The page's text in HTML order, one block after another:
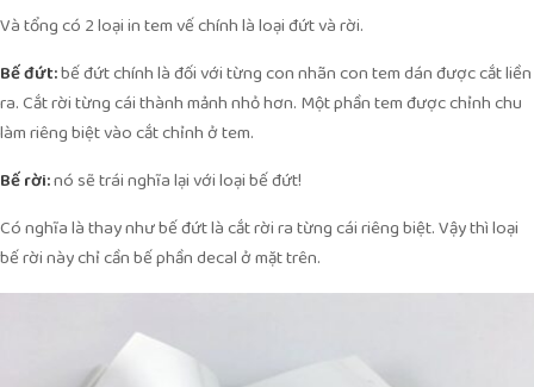
Và tổng có 2 loại in tem vế chính là loại đứt và rời.
Bế đứt:bế đứt chính là đối với từng con nhãn con tem dán được cắt liền
ra. Cắt rời từng cái thành mảnh nhỏ hơn. Một phần tem được chỉnh chu
làm riêng biệt vào cắt chỉnh ở tem.
Bế rời:nó sẽ trái nghĩa lại với loại bế đứt!
Có nghĩa là thay như bế đứt là cắt rời ra từng cái riêng biệt. Vậy thì loại
bế rời này chỉ cần bế phần decal ở mặt trên.